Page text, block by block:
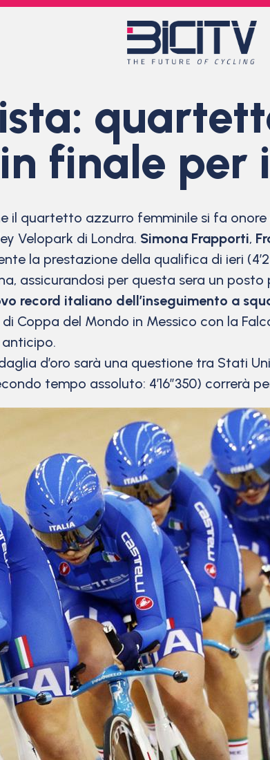
finale per
il quartetto azzurro femminile si fa onore
Velopark di Londra. Simona Frapporti,
la prestazione della qualifica di ieri
assicurandosi per questa sera un posto
record italiano dell’inseguimento a
Coppa del Mondo in Messico con la
d’oro sarà una questione tra Stati
tempo assoluto: 4’16”350) correrà